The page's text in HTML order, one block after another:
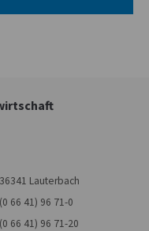
36341 Lauterbach
(0 66 41) 96 71-0
(0 66 41) 96 71-20